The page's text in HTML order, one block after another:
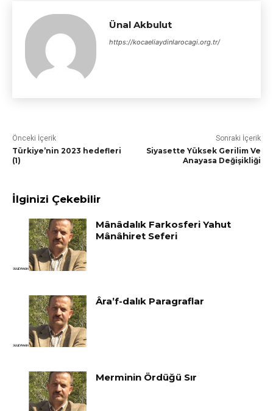
Ünal Akbulut
https://kocaeliaydinlarocagi.org.tr/
Önceki İçerik
Türkiye’nin 2023 hedefleri
(1)
Sonraki İçerik
Siyasette Yüksek Gerilim Ve
Anayasa Değişikliği
İlginizi Çekebilir
Mânâdalık Farkosferi Yahut
Mânâhiret Seferi
Âra’f-dalık Paragraflar
Merminin Ördüğü Sır